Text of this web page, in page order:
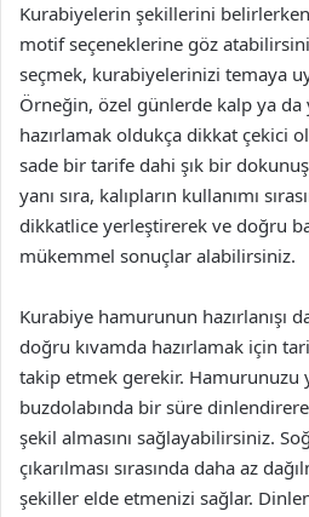
Kurabiyelerin şekillerini
motif seçeneklerine göz
seçmek, kurabiyelerinizi temaya
Örneğin, özel günlerde kalp ya da
hazırlamak oldukça dikkat çekici
sade bir tarife dahi şık bir
yanı sıra, kalıpların kullanımı
dikkatlice yerleştirerek ve doğru
mükemmel sonuçlar alabilirsiniz.
Kurabiye hamurunun hazırlanışı
doğru kıvamda hazırlamak için
takip etmek gerekir. Hamurunuzu
buzdolabında bir süre
şekil almasını sağlayabilirsiniz.
çıkarılması sırasında daha az
şekiller elde etmenizi sağlar.